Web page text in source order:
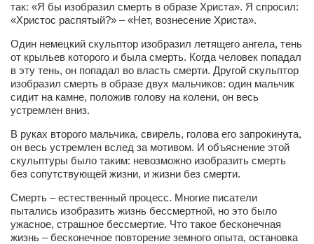
Ольга Чикина
Бизнес-партнёры
Здоровье
Врач психиатр–нарколог Анплеев А.Б.
Оптика — Медтехника
Тенториум -центр независимых дистрибьюторов
Кафе, клубы, рестораны
«Винегрет» — демократичный ресторан
так: «Я бы изобразил смерть в образе Христа». Я спросил:
«Христос распятый?» – «Нет, вознесение Христа».
Один немецкий скульптор изобразил летящего ангела, тень
от крыльев которого и была смерть. Когда человек попадал
в эту тень, он попадал во власть смерти. Другой скульптор
изобразил смерть в образе двух мальчиков: один мальчик
сидит на камне, положив голову на колени, он весь
устремлен вниз.
В руках второго мальчика, свирель, голова его запрокинута,
он весь устремлен вслед за мотивом. И объяснение этой
скульптуры было таким: невозможно изобразить смерть
без сопутствующей жизни, и жизни без смерти.
Смерть – естественный процесс. Многие писатели
пытались изобразить жизнь бессмертной, но это было
ужасное, страшное бессмертие. Что такое бесконечная
жизнь – бесконечное повторение земного опыта, остановка